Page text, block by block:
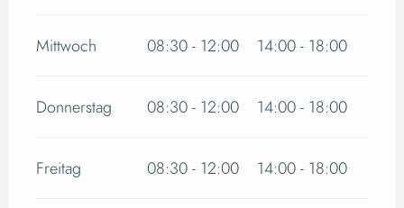
Mittwoch 08:30 - 12:00 14:00 - 18:00
Donnerstag 08:30 - 12:00 14:00 - 18:00
Freitag 08:30 - 12:00 14:00 - 18:00